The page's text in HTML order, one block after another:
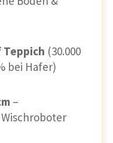
Teppich (30.000
bei Hafer)
–